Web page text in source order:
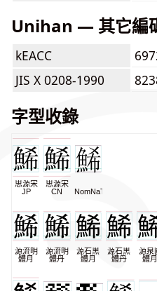
Unihan — 其它編
kEACC
JIS X 0208-1990
字型收錄
思源宋
JP
思源宋
CN
NomNaTong
源流明
體月
源流明
體丹
源石黑
體月
源石黑
體丹
源泉
體月